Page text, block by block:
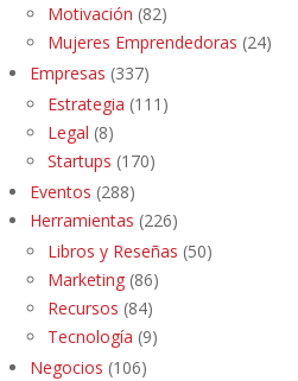
Motivación (82)
Mujeres Emprendedoras (24)
Empresas (337)
Estrategia (111)
Legal (8)
Startups (170)
Eventos (288)
Herramientas (226)
Libros y Reseñas (50)
Marketing (86)
Recursos (84)
Tecnología (9)
Negocios (106)